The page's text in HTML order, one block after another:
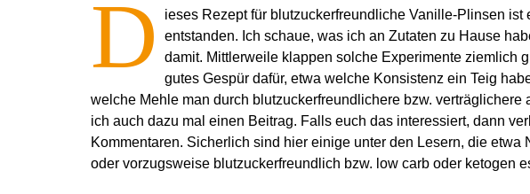
D
ieses Rezept für blutzuckerfreundliche Vanille-Plinsen ist
entstanden. Ich schaue, was ich an Zutaten zu Hause
damit. Mittlerweile klappen solche Experimente ziemlich
gutes Gespür dafür, etwa welche Konsistenz ein Teig
welche Mehle man durch blutzuckerfreundlichere bzw. verträglichere
ich auch dazu mal einen Beitrag. Falls euch das interessiert, dann
Kommentaren. Sicherlich sind hier einige unter den Lesern, die etwa
oder vorzugsweise blutzuckerfreundlich bzw. low carb oder ketogen